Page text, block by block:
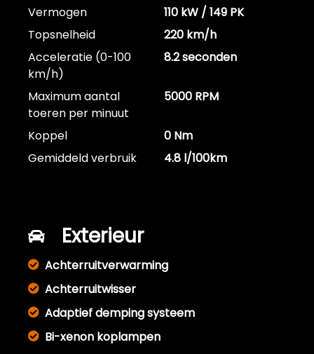
Vermogen
110 kW / 149 PK
Topsnelheid
220 km/h
Acceleratie (0-100
km/h)
8.2 seconden
Maximum aantal
toeren per minuut
5000 RPM
Koppel
0 Nm
Gemiddeld verbruik
4.8 l/100km
Exterieur
Achterruitverwarming
Achterruitwisser
Adaptief demping systeem
Bi-xenon koplampen